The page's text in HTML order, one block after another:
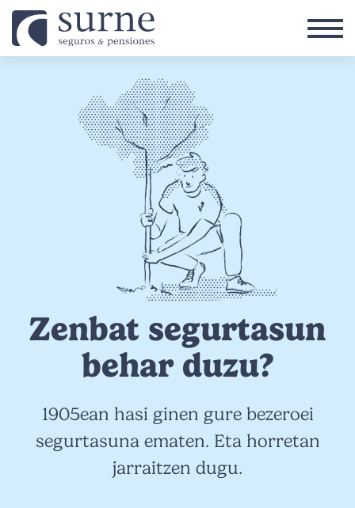
Skip to main content
Zenbat segurtasun
behar duzu?
1905ean hasi ginen gure bezeroei
segurtasuna ematen. Eta horretan
jarraitzen dugu.